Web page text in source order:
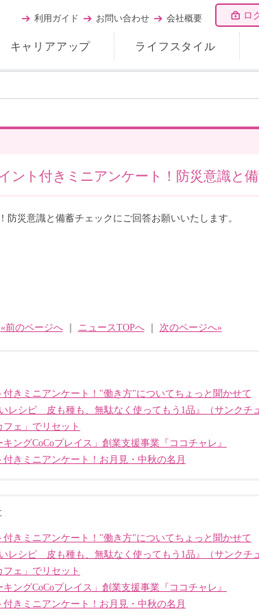
ロ
キャリアアップ ライフスタイル
利用ガイド お問い合わせ 会社概要
ント付きミニアンケート！防災意識と
防災意識と備蓄チェックにご回答お願いいたします。
«前のページへ｜ ニュースTOPへ｜ 次のページへ»
付きミニアンケート！"働き方"についてちょっと聞かせて
レシピ 皮も種も、無駄なく使ってもう1品』（サンクチ
ェ」でリセット
ングCoCoプレイス」創業支援事業『ココチャレ』
付きミニアンケート！お月見・中秋の名月
付きミニアンケート！"働き方"についてちょっと聞かせて
レシピ 皮も種も、無駄なく使ってもう1品』（サンクチ
ェ」でリセット
ングCoCoプレイス」創業支援事業『ココチャレ』
付きミニアンケート！お月見・中秋の名月